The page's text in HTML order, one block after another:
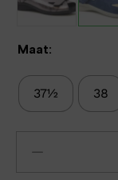
Maat:
37½ 38